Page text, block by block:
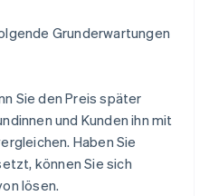
Grunderwartungen
Sie den Preis später
und Kunden ihn mit
Haben Sie
können Sie sich
lösen.